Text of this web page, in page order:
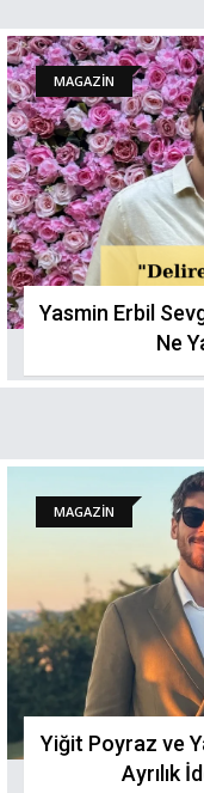
MAGAZİN
Yasmin Erbil
Ne
MAGAZİN
Yiğit Poyraz ve
Ayrılık